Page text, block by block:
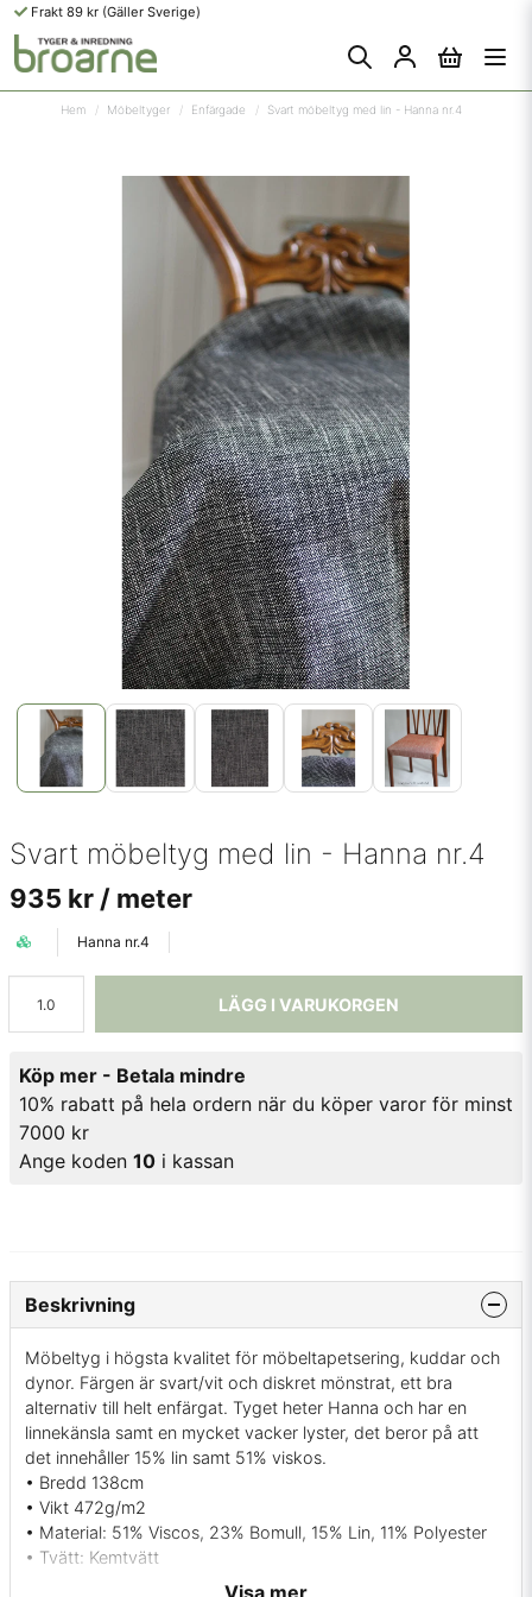
Frakt 89 kr (Gäller Sverige)
Hem Möbeltyger Enfärgade Svart möbeltyg med lin - Hanna nr.4
Svart möbeltyg med lin - Hanna nr.4
935 kr / meter
Hanna nr.4
LÄGG I VARUKORGEN
Köp mer - Betala mindre
10% rabatt på hela ordern när du köper varor för minst
7000 kr
Ange koden 10 i kassan
Beskrivning
Möbeltyg i högsta kvalitet för möbeltapetsering, kuddar och
dynor. Färgen är svart/vit och diskret mönstrat, ett bra
alternativ till helt enfärgat. Tyget heter Hanna och har en
linnekänsla samt en mycket vacker lyster, det beror på att
det innehåller 15% lin samt 51% viskos.
• Bredd 138cm
• Vikt 472g/m2
• Material: 51% Viscos, 23% Bomull, 15% Lin, 11% Polyester
• Tvätt: Kemtvätt
• Martindale: 45000 (ISO 12947-2)
Visa mer